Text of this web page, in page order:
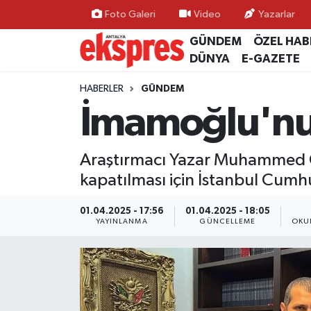
Foto Galeri Video Yazarlar
GÜNDEM ÖZEL
DÜNYA
E-GAZETE
HABERLER GÜNDEM
Araştırmacı Yazar
kapatılması için İstanbul
01.04.2025 - 17:56
YAYINLANMA
01.04.2025 - 18:05
GÜNCELLEME
ÖZEL HABER
GÜNDEM
YEREL GÜNDEM
EKONOMİ
SİYASET
SAĞLIK
Nöbetçi Eczaneler
Hava Durumu
Trafik Durumu
Süper Lig Puan Durumu ve Fikstür
Haber Arşivi